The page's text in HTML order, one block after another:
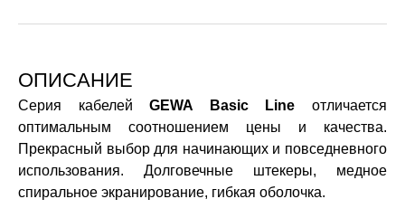
ОПИСАНИЕ
Серия кабелейGEWA Basic Line отличается
оптимальным соотношением цены и качества.
Прекрасный выбор для начинающих и повседневного
использования. Долговечные штекеры, медное
спиральное экранирование, гибкая оболочка.